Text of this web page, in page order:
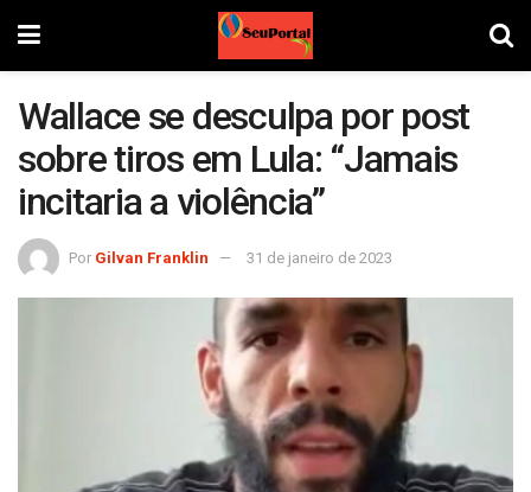
Wallace se desculpa por post
sobre tiros em Lula: “Jamais
incitaria a violência”
Por Gilvan Franklin 31 de janeiro de 2023